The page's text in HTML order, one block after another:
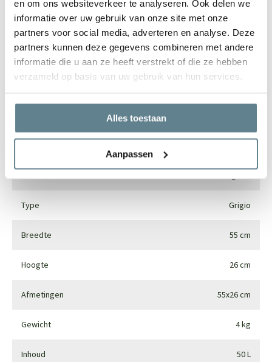
en om ons websiteverkeer te analyseren. Ook delen we
informatie over uw gebruik van onze site met onze
partners voor social media, adverteren en analyse. Deze
partners kunnen deze gegevens combineren met andere
informatie die u aan ze heeft verstrekt of die ze hebben
verzameld op basis van uw gebruik van hun services.
Alles toestaan
Aanpassen
Specificaties
Type Grigio
Breedte 55 cm
Hoogte 26 cm
Afmetingen 55x26 cm
Gewicht 4 kg
Inhoud 50 L